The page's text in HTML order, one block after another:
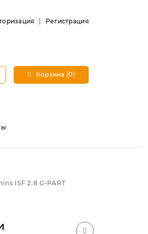
Регистрация
Корзина (0)
ISF 2.8 G-PART